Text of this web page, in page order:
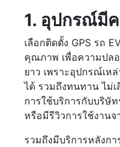
1. อุปกรณ์มี
เลือกติดตั้ง GPS รถ
คุณภาพ เพื่อความปล
ยาว เพราะอุปกรณ์เห
ได้ รวมถึงทนทาน ไม่
การใช้บริการกับบริษั
หรือมีรีวิวการใช้งานจ
รวมถึงมีบริการหลังก